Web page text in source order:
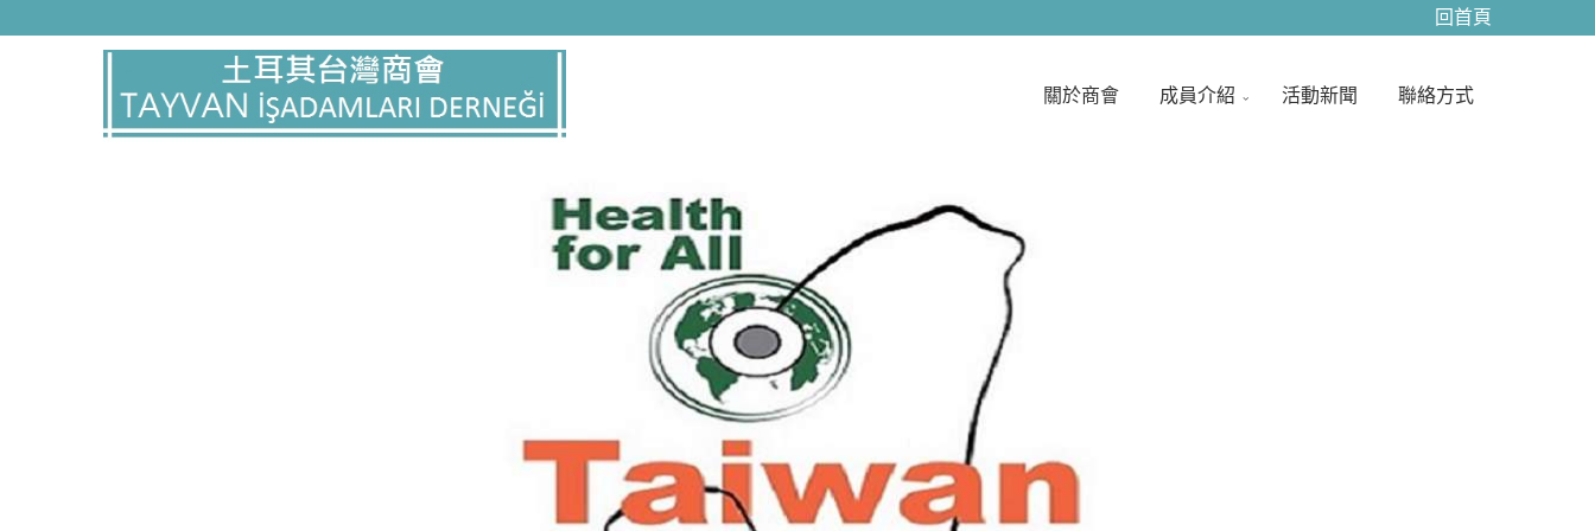
回首頁
責任的態度來提供顧客最完善的服務，就是我們一貫堅持的原則。我們竭力為客戶提最好的服務，讓客戶在產品應用擁有更大空間和競爭優勢以及能更有競爭力，不僅要滿足客戶的需求 以實
際行的行動提供完整的服務方案，並致力於維護品質，為提高客戶滿意度而努力。我們重視客戶的需求及意見，對於客戶意見，我們將進行了解，提出改善方案及持續追蹤 持續不斷提升服務
品質與競爭力，以達到客戶滿意的最終目標。您的信賴是我們最大的動力，本公司一直以來皆以提供顧客最高滿意度商品為目標，本著誠信、正直、專注、服務的企業文化 落實以客為尊的企
業精神，秉持著穩健的經營理念，並充分展現企業最佳執行力。我們擁有堅持專業經營的理念，秉持顧客至上，不斷提升整體客戶服務滿意度。踏實的經營、穩健的績效一直是我們凝聚動力
秉持實事求是、精益求精的精神，不斷追求進步,自設立以來秉持「滿足客戶、追求卓越」的理念，朝向技術引導市場的研發方向,，唯有誠信才能使企業贏得股東、員工,而機動性的研發、迅速
健的步伐，秉持著「創新、超越、利潤、同享」的經營理念，對外持續開創企業經營空間；對內致力於追求群體和諧及超越自我，積極創造新的差異化,掌握先機、創造財富、誠信服務、保障
權益」的經營理念努力,秉持著「誠懇相待、講求效率、領先創新」的經營理念，以穩健創新的經營，卓越的投資管理能力，滿足客戶之需求 忠於公司、誠實可靠、信守承諾、腳踏實地的 ... 憑
藉著穩健的營運基礎，我們追求更佳的品質,不忘社會公益，善盡企業民之責任,掌握了每一個轉型契機，成就了今日最強大,在其專業領域中穩健成長，樹立了信譽 ... 永續經營,為了持續精進在
永續管理的目標， ... 展望未來，力成科技仍將秉持著「承諾、技術、整合
關於商會 成員介紹 活動新聞 聯絡方式